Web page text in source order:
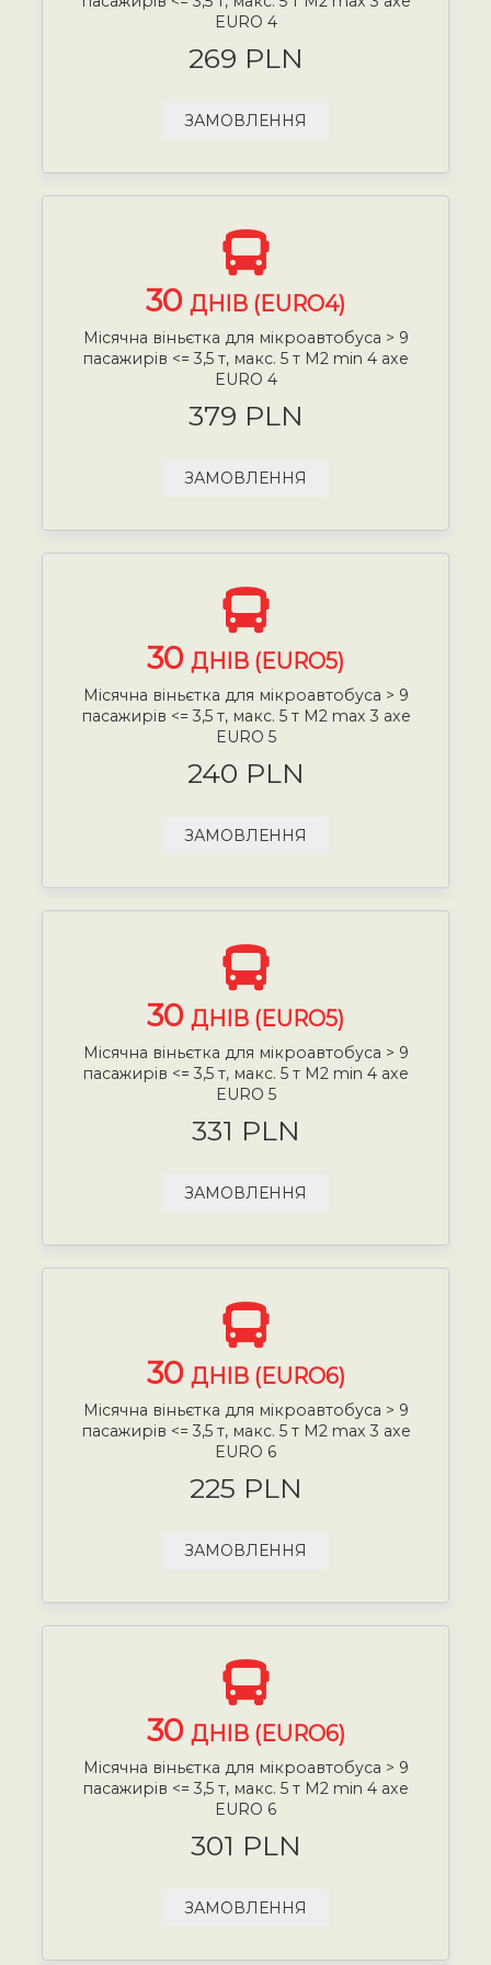
EURO 4
269 PLN
ЗАМОВЛЕННЯ
30 ДНІВ (EURO4)
Місячна віньєтка для мікроавтобуса > 9
пасажирів <= 3,5 т, макс. 5 т М2 min 4 axe
EURO 4
379 PLN
ЗАМОВЛЕННЯ
30 ДНІВ (EURO5)
Місячна віньєтка для мікроавтобуса > 9
пасажирів <= 3,5 т, макс. 5 т М2 max 3 axe
EURO 5
240 PLN
ЗАМОВЛЕННЯ
30 ДНІВ (EURO5)
Місячна віньєтка для мікроавтобуса > 9
пасажирів <= 3,5 т, макс. 5 т М2 min 4 axe
EURO 5
331 PLN
ЗАМОВЛЕННЯ
30 ДНІВ (EURO6)
Місячна віньєтка для мікроавтобуса > 9
пасажирів <= 3,5 т, макс. 5 т М2 max 3 axe
EURO 6
225 PLN
ЗАМОВЛЕННЯ
30 ДНІВ (EURO6)
Місячна віньєтка для мікроавтобуса > 9
пасажирів <= 3,5 т, макс. 5 т М2 min 4 axe
EURO 6
301 PLN
ЗАМОВЛЕННЯ